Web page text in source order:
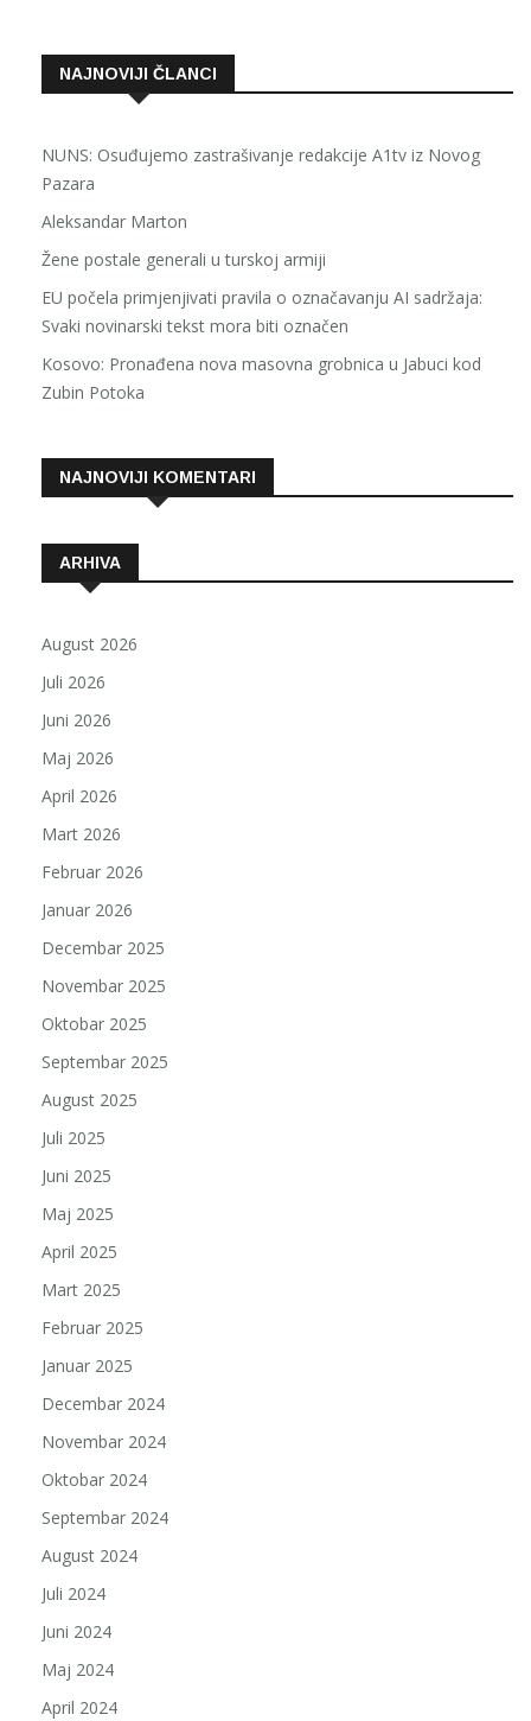
NAJNOVIJI ČLANCI
NUNS: Osuđujemo zastrašivanje redakcije A1tv iz Novog
Pazara
Aleksandar Marton
Žene postale generali u turskoj armiji
EU počela primjenjivati pravila o označavanju AI sadržaja:
Svaki novinarski tekst mora biti označen
Kosovo: Pronađena nova masovna grobnica u Jabuci kod
Zubin Potoka
NAJNOVIJI KOMENTARI
ARHIVA
August 2026
Juli 2026
Juni 2026
Maj 2026
April 2026
Mart 2026
Februar 2026
Januar 2026
Decembar 2025
Novembar 2025
Oktobar 2025
Septembar 2025
August 2025
Juli 2025
Juni 2025
Maj 2025
April 2025
Mart 2025
Februar 2025
Januar 2025
Decembar 2024
Novembar 2024
Oktobar 2024
Septembar 2024
August 2024
Juli 2024
Juni 2024
Maj 2024
April 2024